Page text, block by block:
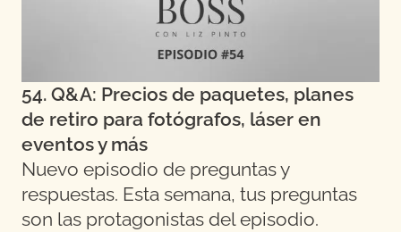
54. Q&A: Precios de paquetes, planes
de retiro para fotógrafos, láser en
eventos y más
Nuevo episodio de preguntas y
respuestas. Esta semana, tus preguntas
son las protagonistas del episodio.